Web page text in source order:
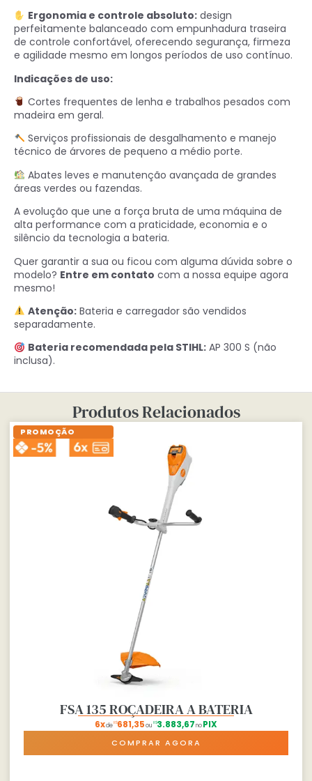
Ergonomia e controle absoluto:design
perfeitamente balanceado com empunhadura traseira
de controle confortável, oferecendo segurança, firmeza
e agilidade mesmo em longos períodos de uso contínuo.
Indicações de uso:
Cortes frequentes de lenha e trabalhos pesados com
madeira em geral.
Serviços profissionais de desgalhamento e manejo
técnico de árvores de pequeno a médio porte.
Abates leves e manutenção avançada de grandes
áreas verdes ou fazendas.
A evolução que une a força bruta de uma máquina de
alta performance com a praticidade, economia e o
silêncio da tecnologia a bateria.
Quer garantir a sua ou ficou com alguma dúvida sobre o
modelo? Entre em contato com a nossa equipe agora
mesmo!
Atenção:Bateria e carregador são vendidos
separadamente.
Bateria recomendada pela STIHL:AP 300 S (não
inclusa).
Produtos Relacionados
FSA 135 ROÇADEIRA A BATERIA
6xdeR$681,35ou R$3.883,67noPIX
COMPRAR AGORA
PROMOÇÃO